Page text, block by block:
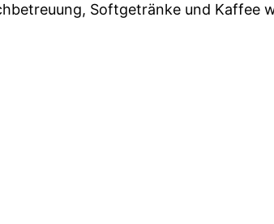
Softgetränke und Kaffee